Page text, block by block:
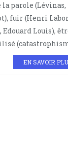
parole (Lévinas,
fuir (Henri
Edouard Louis),
EN SAVOIR